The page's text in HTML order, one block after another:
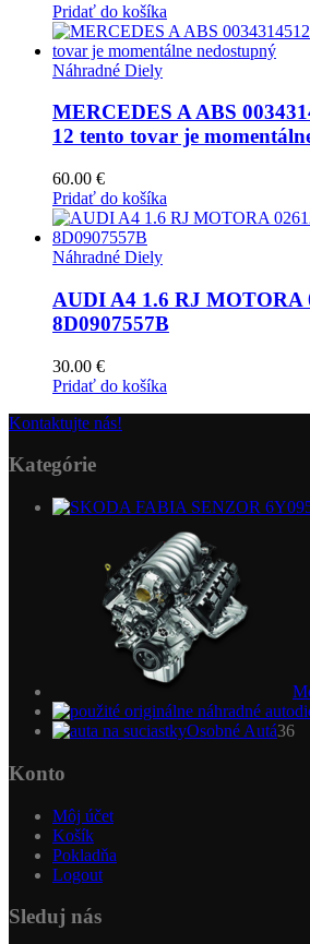
Pridať do košíka
Náhradné Diely
MERCEDES A ABS
12 tento tovar je
60.00 €
Pridať do košíka
Náhradné Diely
AUDI A4 1.6 RJ MOTORA
8D0907557B
30.00 €
Pridať do košíka
Kontaktujte nás!
Kategórie
Osobné Autá3636
Konto
Môj účet
Košík
Pokladňa
Logout
Sleduj nás